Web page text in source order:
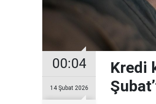
00:04
14 Şubat 2026
Kredi